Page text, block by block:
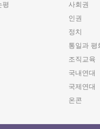
평
사회권
인권
정치
통일과 평
조직교육
국내연대
국제연대
온콘